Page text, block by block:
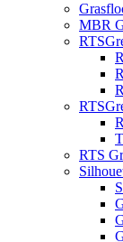
MBR
RTS